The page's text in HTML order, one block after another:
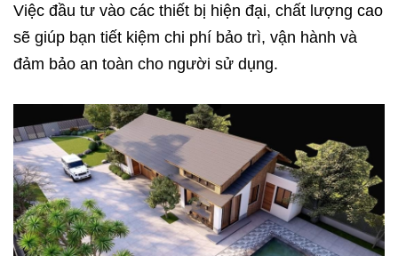
Việc đầu tư vào các thiết bị hiện đại, chất lượng cao
sẽ giúp bạn tiết kiệm chi phí bảo trì, vận hành và
đảm bảo an toàn cho người sử dụng.